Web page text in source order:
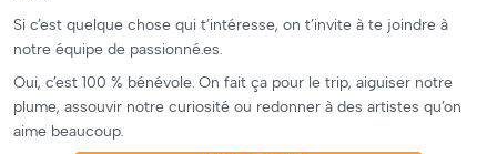
Si c’est quelque chose qui t’intéresse, on t’invite à te joindre à
notre équipe de passionné.es.
Oui, c’est 100 % bénévole. On fait ça pour le trip, aiguiser notre
plume, assouvir notre curiosité ou redonner à des artistes qu’on
aime beaucoup.